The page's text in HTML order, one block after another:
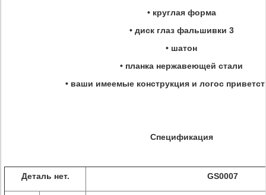
• круглая форма
• диск глаз фальшивки 3
• шатон
• планка нержавеющей стали
• ваши имеемые конструкция и логос
Спецификация
Деталь нет. GS0007